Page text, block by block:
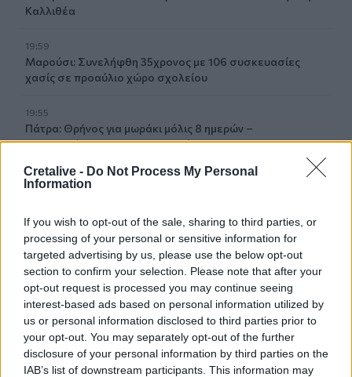
Cretalive - Do Not Process My Personal
Information
If you wish to opt-out of the sale, sharing to third parties, or
processing of your personal or sensitive information for
targeted advertising by us, please use the below opt-out
section to confirm your selection. Please note that after your
opt-out request is processed you may continue seeing
interest-based ads based on personal information utilized by
us or personal information disclosed to third parties prior to
your opt-out. You may separately opt-out of the further
disclosure of your personal information by third parties on the
IAB’s list of downstream participants. This information may
Καλλιθέα
19:59
Μαρούσι: Συνελήφθη 35χρονος με 106 συσκευασίες
χασίς σε προαύλιο χώρο σχολείου
19:55
Πάτρα: Θρήνος για μωράκι μόλις 8 ημερών –
Νοσηλευόταν στη ΜΕΘ Νεογνών
19:45
19:42
Καλοκαίρι 2026: Η Ευρώπη στις φλόγες - 5 εκατ.
στρέμματα στάχτη, από την Πορτογαλία έως την Κρήτη
(Βίντεο)
19:18
ΗΠΑ: Εφετείο απαγόρευσε να συνεχιστεί η κατασκευή
της αίθουσας χορού στον Λευκό Οίκο